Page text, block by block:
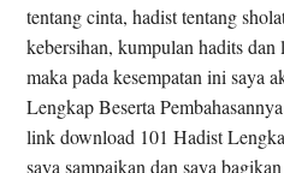
tentang cinta, hadist tentang
kebersihan, kumpulan hadits
maka pada kesempatan ini saya
Lengkap Beserta
link download 101 Hadist
saya sampaikan dan saya bagikan